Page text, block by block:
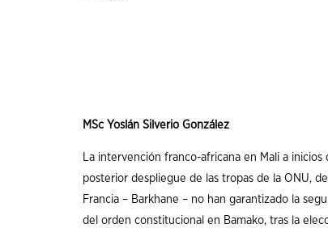
MSc Yoslán Silverio González
La intervención franco-africana en Mali a
posterior despliegue de las tropas de la ONU,
Francia – Barkhane – no han garantizado la
del orden constitucional en Bamako, tras la